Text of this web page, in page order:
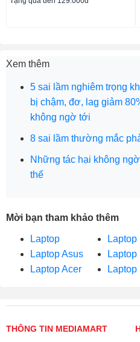
Xem thêm
5 sai lầm nghiêm trọng
bị chậm, đơ, lag giảm
không ngờ tới
8 sai lầm thường mắc
Những tác hại không
thế
Mời bạn tham khảo thêm
Laptop
Laptop Asus
Laptop Acer
Laptop
THÔNG TIN MEDIAMART